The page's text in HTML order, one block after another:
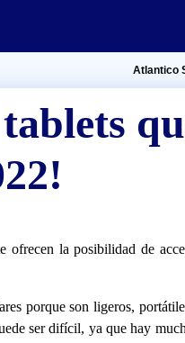
Atlantico
la posibilidad de
porque son ligeros,
ser difícil, ya que hay